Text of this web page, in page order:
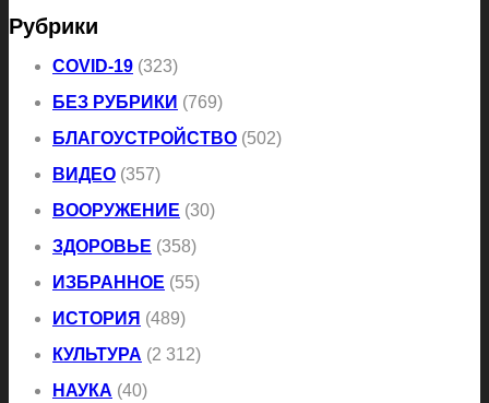
Рубрики
COVID-19 (323)
БЕЗ РУБРИКИ (769)
БЛАГОУСТРОЙСТВО (502)
ВИДЕО (357)
ВООРУЖЕНИЕ (30)
ЗДОРОВЬЕ (358)
ИЗБРАННОЕ (55)
ИСТОРИЯ (489)
КУЛЬТУРА (2 312)
НАУКА (40)